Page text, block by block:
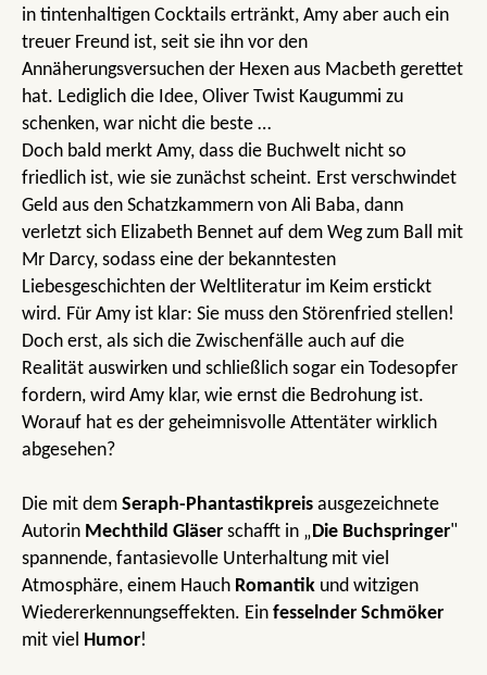
in tintenhaltigen Cocktails ertränkt, Amy aber auch ein
treuer Freund ist, seit sie ihn vor den
Annäherungsversuchen der Hexen aus Macbeth gerettet
hat. Lediglich die Idee, Oliver Twist Kaugummi zu
schenken, war nicht die beste …
Doch bald merkt Amy, dass die Buchwelt nicht so
friedlich ist, wie sie zunächst scheint. Erst verschwindet
Geld aus den Schatzkammern von Ali Baba, dann
verletzt sich Elizabeth Bennet auf dem Weg zum Ball mit
Mr Darcy, sodass eine der bekanntesten
Liebesgeschichten der Weltliteratur im Keim erstickt
wird. Für Amy ist klar: Sie muss den Störenfried stellen!
Doch erst, als sich die Zwischenfälle auch auf die
Realität auswirken und schließlich sogar ein Todesopfer
fordern, wird Amy klar, wie ernst die Bedrohung ist.
Worauf hat es der geheimnisvolle Attentäter wirklich
abgesehen?
Die mit dem Seraph-Phantastikpreis ausgezeichnete
Autorin Mechthild Gläser schafft in „Die Buchspringer"
spannende, fantasievolle Unterhaltung mit viel
Atmosphäre, einem Hauch Romantik und witzigen
Wiedererkennungseffekten. Ein fesselnder Schmöker
mit viel Humor!